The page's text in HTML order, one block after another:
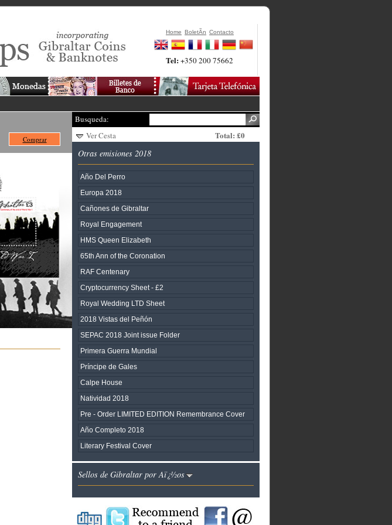
Home BoletÃ­n Contacto
Tel:+350 200 75662
Comprar
Busqueda:
Ver Cesta
Total: £0
Otras emisiones 2018
Año Del Perro
Europa 2018
Cañones de Gibraltar
Royal Engagement
HMS Queen Elizabeth
65th Ann of the Coronation
RAF Centenary
Cryptocurrency Sheet - £2
Royal Wedding LTD Sheet
2018 Vistas del Peñón
SEPAC 2018 Joint issue Folder
Primera Guerra Mundial
Príncipe de Gales
Calpe House
Natividad 2018
Pre - Order LIMITED EDITION Remembrance Cover
Año Completo 2018
Literary Festival Cover
Sellos de Gibraltar por Aï¿½os